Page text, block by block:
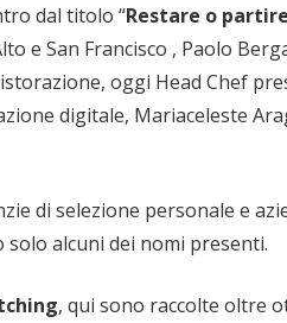
dal titolo “Restare o partire
San Francisco , Paolo
oggi Head Chef
digitale, Mariaceleste
di selezione personale e
solo alcuni dei nomi presenti.
, qui sono raccolte oltre